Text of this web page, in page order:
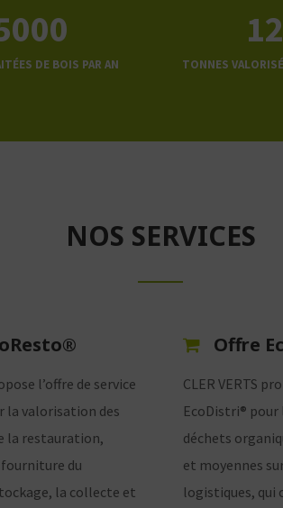
DE BOIS PAR AN
TONNES
NOS SERVICES
l’offre de service
la valorisation des
la restauration,
du
la collecte et
Offre
CLER VERTS
EcoDistri®
déchets
et moyennes
logistiques, qui